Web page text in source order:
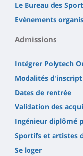
Le Bureau des
Evènements
Admissions
Intégrer Polytech
Modalités
Dates de rentrée
Validation des
Ingénieur diplômé
Sportifs et artistes
Se loger